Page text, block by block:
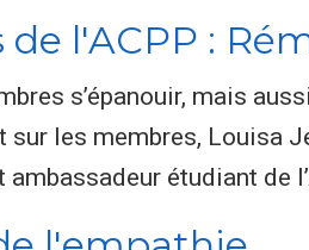
l'ACPP :
s’épanouir, mais
les membres, Louisa
étudiant de